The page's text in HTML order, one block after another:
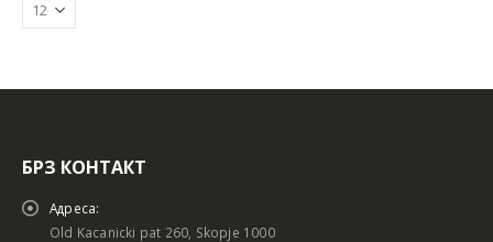
Батериски сет
БРЗ КОНТАКТ
Адреса:
Old Kacanicki pat 260, Skopje 1000